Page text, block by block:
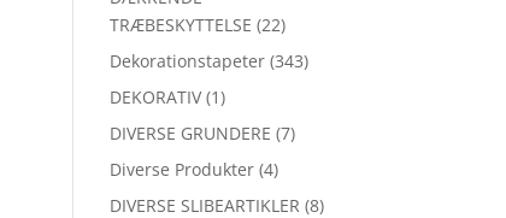
TRÆBESKYTTELSE (22)
Dekorationstapeter (343)
DEKORATIV (1)
DIVERSE GRUNDERE (7)
Diverse Produkter (4)
DIVERSE SLIBEARTIKLER (8)